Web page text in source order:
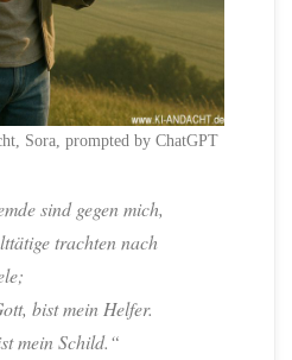
Sora, prompted by ChatGPT
sind gegen mich,
trachten nach
bist mein Helfer.
mein Schild.“